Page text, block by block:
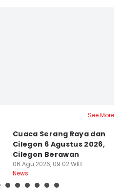
See More
Cuaca Serang Raya dan
Cilegon 6 Agustus 2026,
Cilegon Berawan
06 Agu 2026, 09:02 WIB
News